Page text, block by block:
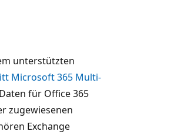
unterstützten
Microsoft 365 Multi-
für Office 365
zugewiesenen
Exchange